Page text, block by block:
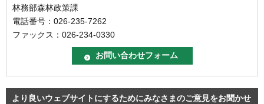
林務部森林政策課
電話番号：026-235-7262
ファックス：026-234-0330
より良いウェブサイトにするためにみなさまのご意見をお聞かせ